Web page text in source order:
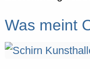
Was meint